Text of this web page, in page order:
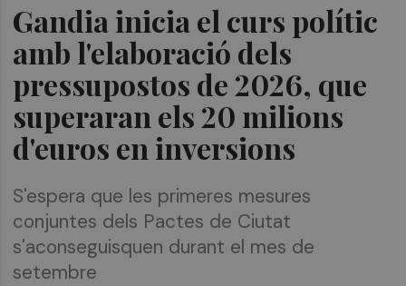
Gandia inicia el curs polític
amb l'elaboració dels
pressupostos de 2026, que
superaran els 20 milions
d'euros en inversions
S'espera que les primeres mesures
conjuntes dels Pactes de Ciutat
s'aconseguisquen durant el mes de
setembre